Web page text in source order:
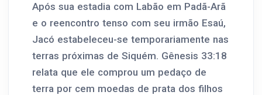
Após sua estadia com Labão em Padã-Arã
e o reencontro tenso com seu irmão Esaú,
Jacó estabeleceu-se temporariamente nas
terras próximas de Siquém. Gênesis 33:18
relata que ele comprou um pedaço de
terra por cem moedas de prata dos filhos